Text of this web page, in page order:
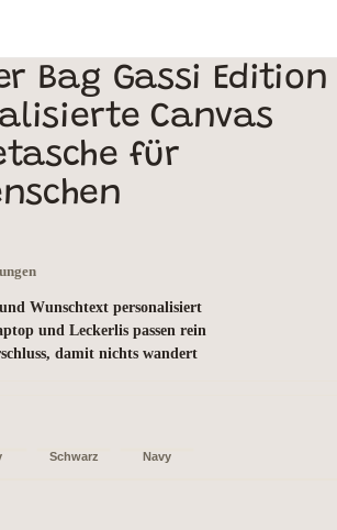
Bag Gassi Edition
Canvas
für
Wunschtext personalisiert
und Leckerlis passen rein
damit nichts wandert
Schwarz Navy